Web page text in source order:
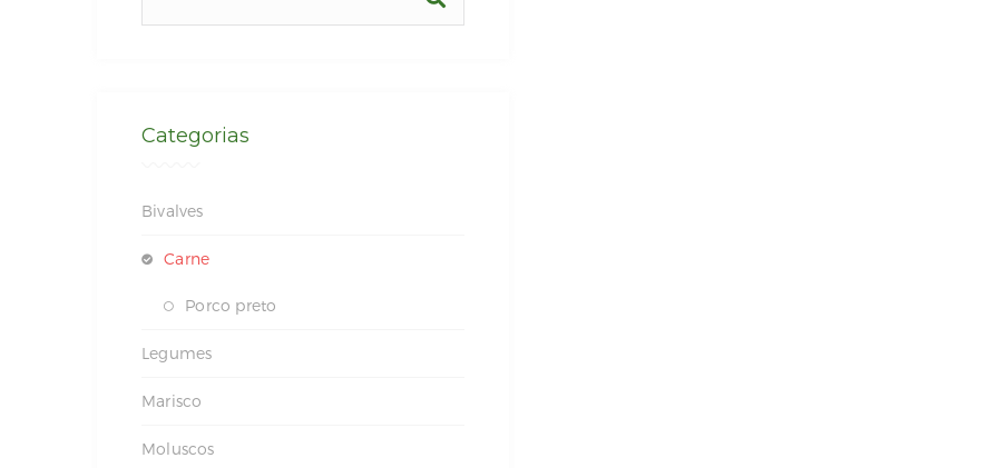
Categorias
Bivalves
Carne
Porco preto
Legumes
Marisco
Moluscos